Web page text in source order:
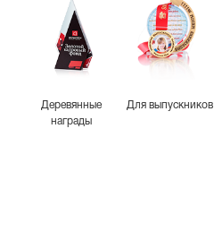
Деревянные
награды
Для выпускников